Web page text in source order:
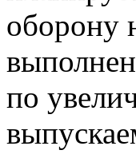
оборону
по